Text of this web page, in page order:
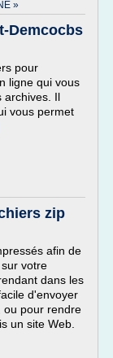
»
Demcocbs
pour
ligne qui vous
archives. Il
vous permet
zip
afin de
votre
dans les
d'envoyer
ou pour rendre
un site Web.